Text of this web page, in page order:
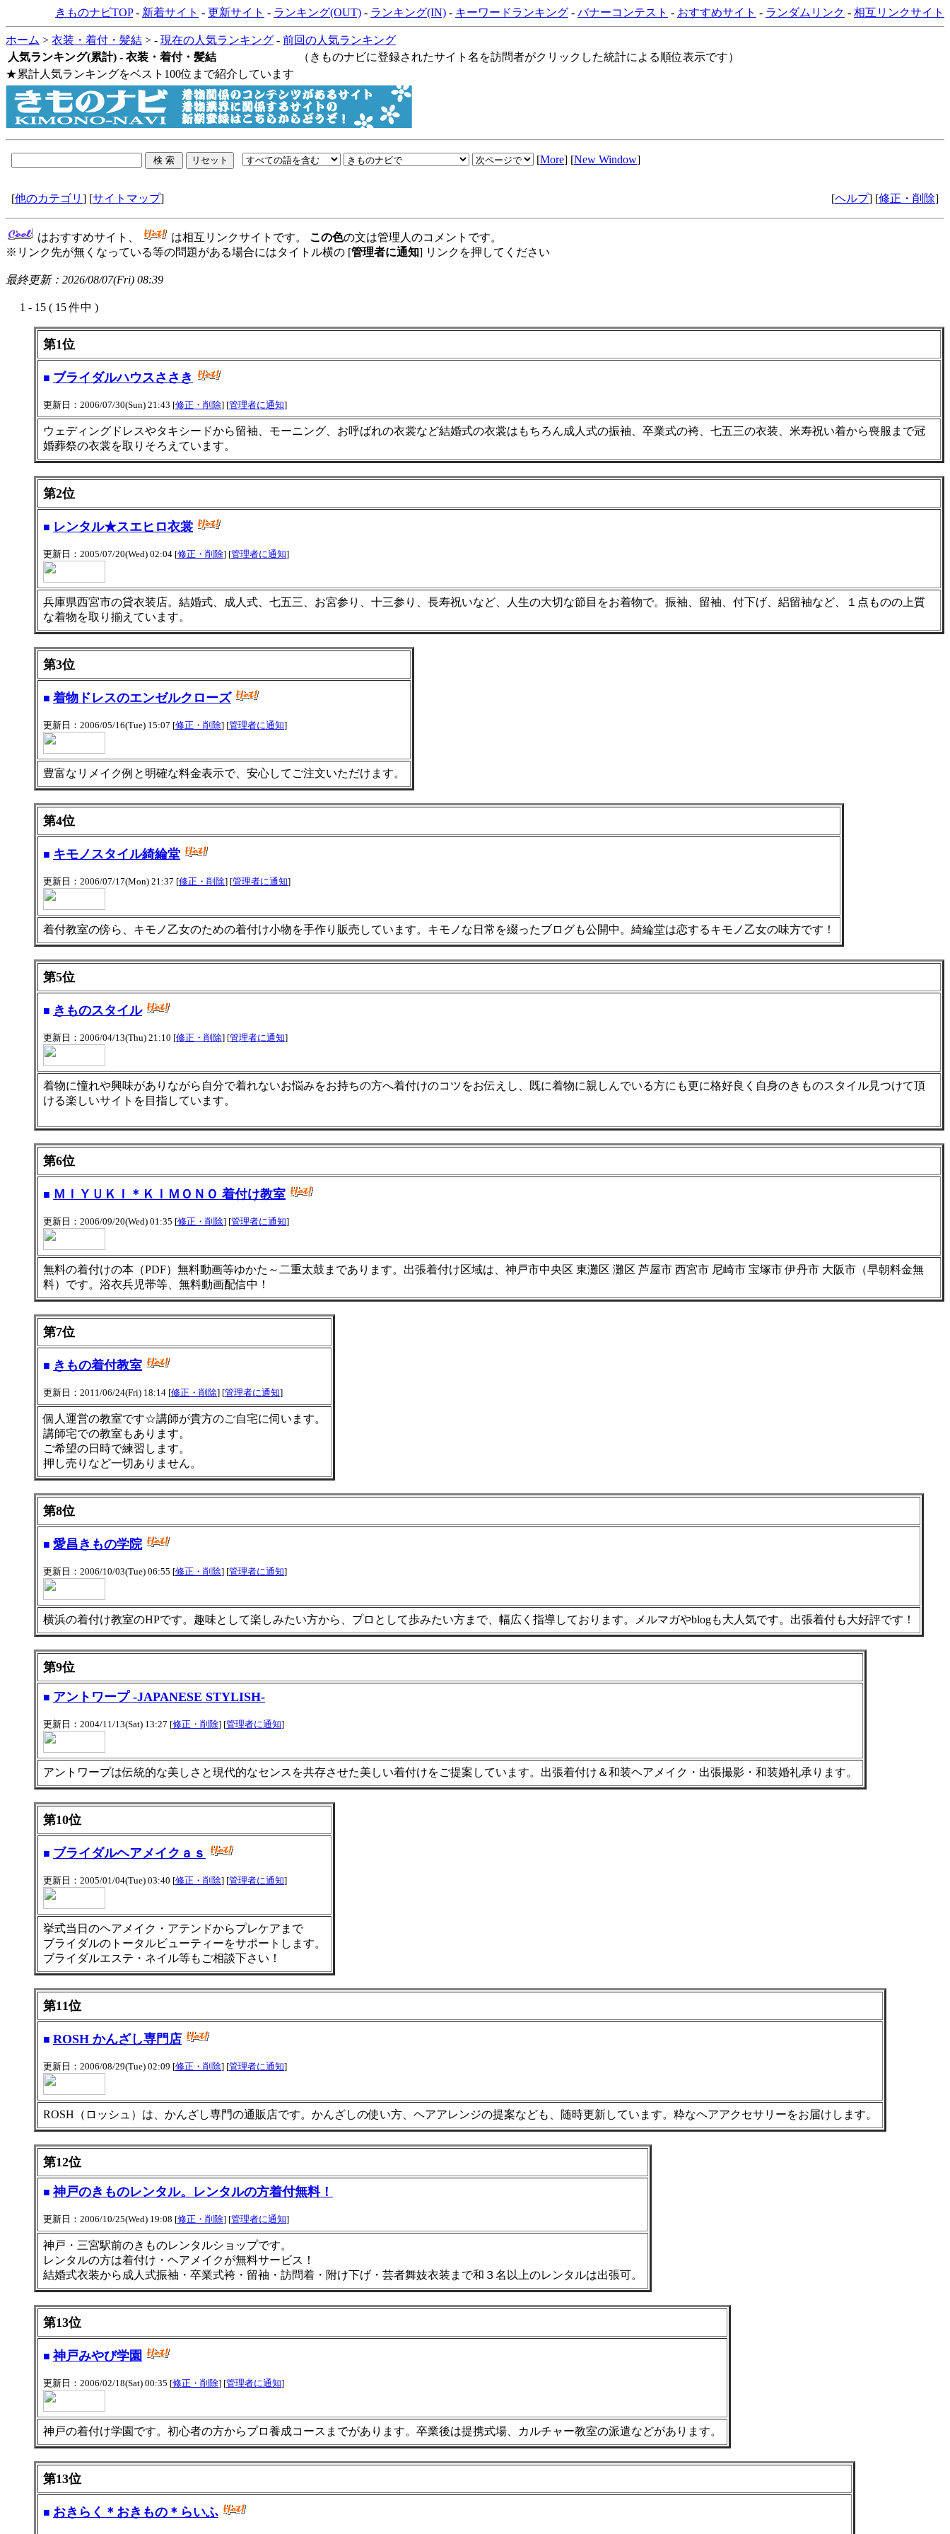
きものナビTOP- 新着サイト - 更新サイト - ランキング(OUT) - ランキング(IN) - キーワードランキング - バナーコンテスト - おすすめサイト - ランダムリンク - 相互リンクサイト
ホーム > 衣装・着付・髪結 > - 現在の人気ランキング - 前回の人気ランキング
人気ランキング(累計) - 衣装・着付・髪結 （きものナビに登録されたサイト名を訪問者がクリックした統計による順位表示です）
★累計人気ランキングをベスト100位まで紹介しています
[More] [New Window]
[他のカテゴリ ] [サイトマップ] [ヘルプ] [修正・削除]
はおすすめサイト、 は相互リンクサイトです。 この色の文は管理人のコメントです。
※リンク先が無くなっている等の問題がある場合にはタイトル横の [管理者に通知] リンクを押してください
最終更新：2026/08/07(Fri) 08:39
1 - 15 ( 15 件中 )
第1位
■ ブライダルハウスささき
更新日：2006/07/30(Sun) 21:43 [修正・削除] [管理者に通知]
ウェディングドレスやタキシードから留袖、モーニング、お呼ばれの衣裳など結婚式の衣裳はもちろん成人式の振袖、卒業式の袴、七五三の衣装、米寿祝い着から喪服まで冠
婚葬祭の衣裳を取りそろえています。
第2位
■ レンタル★スエヒロ衣裳
更新日：2005/07/20(Wed) 02:04 [修正・削除] [管理者に通知]
兵庫県西宮市の貸衣装店。結婚式、成人式、七五三、お宮参り、十三参り、長寿祝いなど、人生の大切な節目をお着物で。振袖、留袖、付下げ、絽留袖など、１点ものの上質
な着物を取り揃えています。
第3位
■ 着物ドレスのエンゼルクローズ
更新日：2006/05/16(Tue) 15:07 [修正・削除] [管理者に通知]
豊富なリメイク例と明確な料金表示で、安心してご注文いただけます。
第4位
■ キモノスタイル綺綸堂
更新日：2006/07/17(Mon) 21:37 [修正・削除] [管理者に通知]
着付教室の傍ら、キモノ乙女のための着付け小物を手作り販売しています。キモノな日常を綴ったブログも公開中。綺綸堂は恋するキモノ乙女の味方です！
第5位
■ きものスタイル
更新日：2006/04/13(Thu) 21:10 [修正・削除] [管理者に通知]
着物に憧れや興味がありながら自分で着れないお悩みをお持ちの方へ着付けのコツをお伝えし、既に着物に親しんでいる方にも更に格好良く自身のきものスタイル見つけて頂
ける楽しいサイトを目指しています。
第6位
■ ＭＩＹＵＫＩ＊ＫＩＭＯＮＯ 着付け教室
更新日：2006/09/20(Wed) 01:35 [修正・削除] [管理者に通知]
無料の着付けの本（PDF）無料動画等ゆかた～二重太鼓まであります。出張着付け区域は、神戸市中央区 東灘区 灘区 芦屋市 西宮市 尼崎市 宝塚市 伊丹市 大阪市（早朝料金無
料）です。浴衣兵児帯等、無料動画配信中！
第7位
■ きもの着付教室
更新日：2011/06/24(Fri) 18:14 [修正・削除] [管理者に通知]
個人運営の教室です☆講師が貴方のご自宅に伺います。
講師宅での教室もあります。
ご希望の日時で練習します。
押し売りなど一切ありません。
第8位
■ 愛昌きもの学院
更新日：2006/10/03(Tue) 06:55 [修正・削除] [管理者に通知]
横浜の着付け教室のHPです。趣味として楽しみたい方から、プロとして歩みたい方まで、幅広く指導しております。メルマガやblogも大人気です。出張着付も大好評です！
第9位
■ アントワープ -JAPANESE STYLISH-
更新日：2004/11/13(Sat) 13:27 [修正・削除] [管理者に通知]
アントワープは伝統的な美しさと現代的なセンスを共存させた美しい着付けをご提案しています。出張着付け＆和装ヘアメイク・出張撮影・和装婚礼承ります。
第10位
■ ブライダルヘアメイクａｓ
更新日：2005/01/04(Tue) 03:40 [修正・削除] [管理者に通知]
挙式当日のヘアメイク・アテンドからプレケアまで
ブライダルのトータルビューティーをサポートします。
ブライダルエステ・ネイル等もご相談下さい！
第11位
■ ROSH かんざし専門店
更新日：2006/08/29(Tue) 02:09 [修正・削除] [管理者に通知]
ROSH（ロッシュ）は、かんざし専門の通販店です。かんざしの使い方、ヘアアレンジの提案なども、随時更新しています。粋なヘアアクセサリーをお届けします。
第12位
■ 神戸のきものレンタル。レンタルの方着付無料！
更新日：2006/10/25(Wed) 19:08 [修正・削除] [管理者に通知]
神戸・三宮駅前のきものレンタルショップです。
レンタルの方は着付け・ヘアメイクが無料サービス！
結婚式衣装から成人式振袖・卒業式袴・留袖・訪問着・附け下げ・芸者舞妓衣装まで和３名以上のレンタルは出張可。
第13位
■ 神戸みやび学園
更新日：2006/02/18(Sat) 00:35 [修正・削除] [管理者に通知]
神戸の着付け学園です。初心者の方からプロ養成コースまでがあります。卒業後は提携式場、カルチャー教室の派遣などがあります。
第13位
■ おきらく＊おきもの＊らいふ